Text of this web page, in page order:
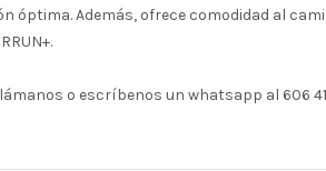
óptima. Además, ofrece comodidad al
o escríbenos un whatsapp al 606 41